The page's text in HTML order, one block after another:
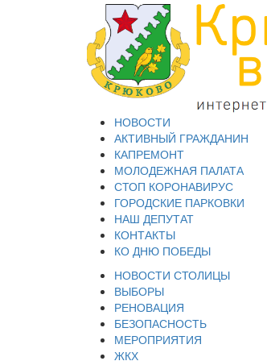
НОВОСТИ
АКТИВНЫЙ ГРАЖДАНИН
КАПРЕМОНТ
МОЛОДЕЖНАЯ ПАЛАТА
СТОП КОРОНАВИРУС
ГОРОДСКИЕ ПАРКОВКИ
НАШ ДЕПУТАТ
КОНТАКТЫ
КО ДНЮ ПОБЕДЫ
НОВОСТИ СТОЛИЦЫ
ВЫБОРЫ
РЕНОВАЦИЯ
БЕЗОПАСНОСТЬ
МЕРОПРИЯТИЯ
ЖКХ